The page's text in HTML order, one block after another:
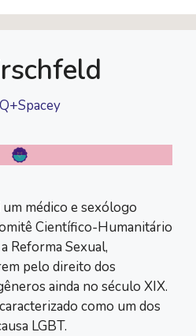
médico e sexólogo
Científico-Humanitário
Reforma Sexual,
pelo direito dos
ainda no século XIX.
como um dos
LGBT.